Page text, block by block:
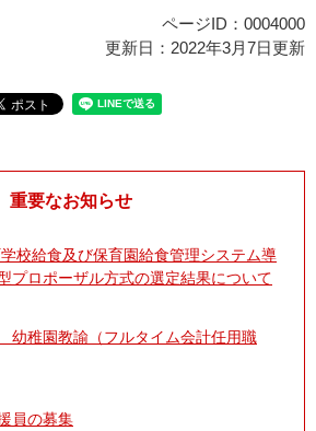
ページID：0004000
更新日：2022年3月7日更新
重要なお知らせ
学校給食及び保育園給食管理システム導
プロポーザル方式の選定結果について
稚園教諭（フルタイム会計任用職
員の募集